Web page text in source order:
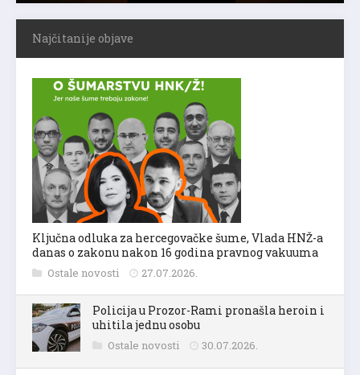
Najčitanije objave
Ključna odluka za hercegovačke šume, Vlada HNŽ-a
danas o zakonu nakon 16 godina pravnog vakuuma
Ostale novosti 27.07.2026.
Policija u Prozor-Rami pronašla heroin i
uhitila jednu osobu
Ostale novosti 30.07.2026.